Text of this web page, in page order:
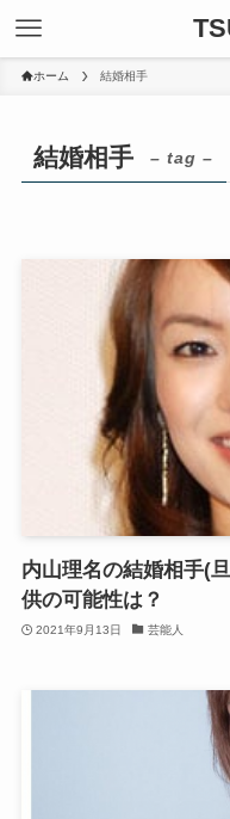
ホーム 結婚相手
結婚相手 – tag –
内山理名の結婚相手(
供の可能性は？
2021年9月13日 芸能人